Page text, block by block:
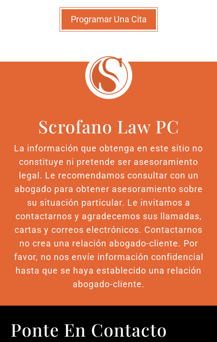
Programar Una Cita
Scrofano Law PC
La información que obtenga en este sitio no
constituye ni pretende ser asesoramiento
legal. Le recomendamos consultar con un
abogado para obtener asesoramiento sobre
su situación particular. Le invitamos a
contactarnos y agradecemos sus llamadas,
cartas y correos electrónicos. Contactarnos
no crea una relación abogado-cliente. Por
favor, no nos envíe información confidencial
hasta que se haya establecido una relación
abogado-cliente.
Ponte En Contacto